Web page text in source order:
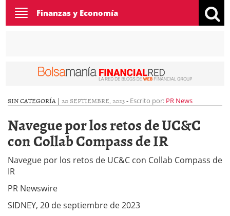
Toggle
navigation
Finanzas y Economía
SIN CATEGORÍA | 20 SEPTIEMBRE, 2023- Escrito por: PR News
Navegue por los retos de UC&C
con Collab Compass de IR
Navegue por los retos de UC&C con Collab Compass de
IR
PR Newswire
SIDNEY, 20 de septiembre de 2023